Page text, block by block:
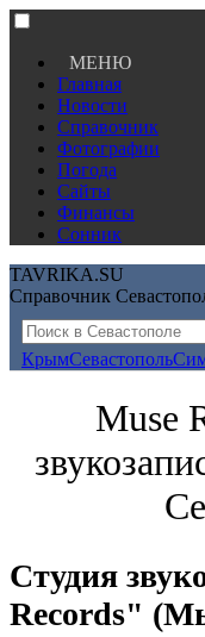
МЕНЮ
Главная
Новости
Справочник
Фотографии
Погода
Сайты
Финансы
Сонник
TAVRIKA.SU
Справочник
КрымСевастополь
Muse
Студия
Records"